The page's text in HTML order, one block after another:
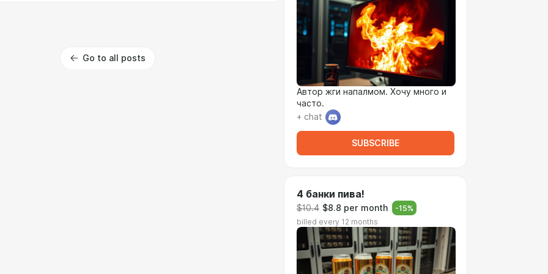
Go to all posts
Автор жги напалмом. Хочу много и
часто.
+ chat
SUBSCRIBE
4 банки пива!
$10.4 $8.8 per month -15%
billed every 12 months